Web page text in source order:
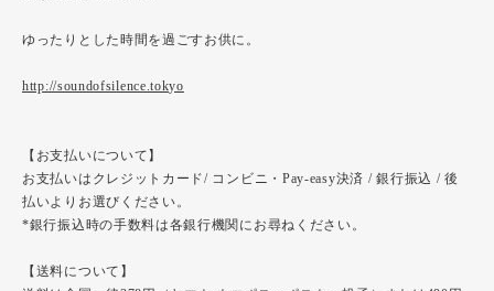
ゆったりとした時間を過ごすお供に。
http://soundofsilence.tokyo
【お支払いについて】
お支払いはクレジットカード/ コンビニ・Pay-easy決済 / 銀行振込 / 後
払いよりお選びください。
*銀行振込時の手数料は各銀行機関にお尋ねください。
【送料について】